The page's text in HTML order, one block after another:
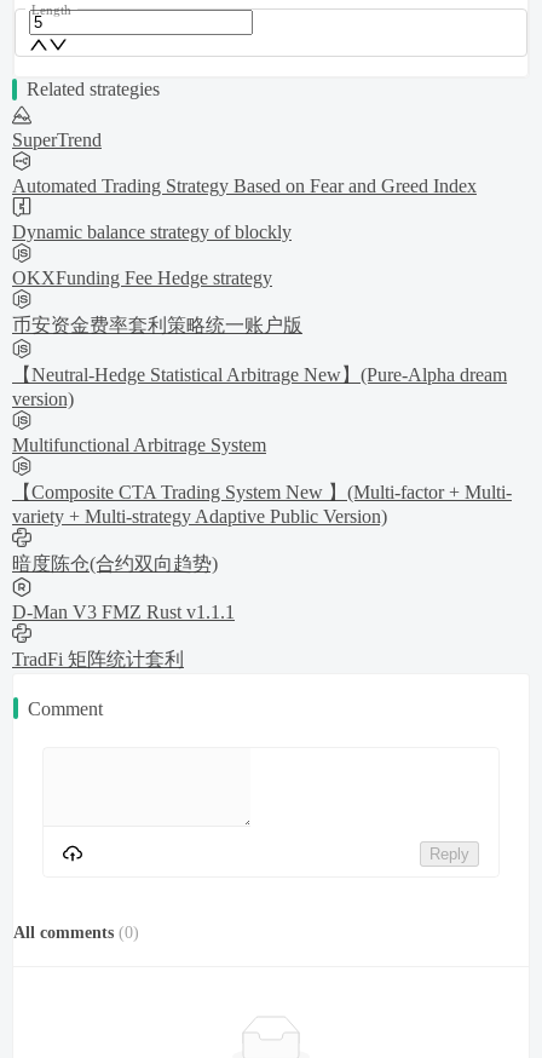
Length
Related strategies
SuperTrend
Automated Trading Strategy Based on Fear and Greed Index
Dynamic balance strategy of blockly
OKXFunding Fee Hedge strategy
币安资金费率套利策略统一账户版
【Neutral-Hedge Statistical Arbitrage New】(Pure-Alpha dream
version)
Multifunctional Arbitrage System
【Composite CTA Trading System New 】(Multi-factor + Multi-
variety + Multi-strategy Adaptive Public Version)
暗度陈仓(合约双向趋势)
D-Man V3 FMZ Rust v1.1.1
TradFi 矩阵统计套利
Comment
Reply
All comments (0)